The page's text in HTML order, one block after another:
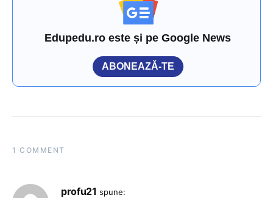
Edupedu.ro este și pe Google News
ABONEAZĂ-TE
1 COMMENT
profu21 spune: